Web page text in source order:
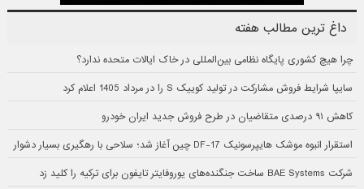
داغ ترین مطالب هفته
چرا هیچ کشوری پایگاه نظامی بین‌المللی در خاک ایالات متحده ندارد؟
سایپا شرایط فروش مشارکت در تولید کوییک S را در مرداد 1405 اعلام کرد
کاهش ۹۱ درصدی متقاضیان در طرح فروش جدید ایران خودرو
استقرار انبوه موشک هایپرسونیک DF-17 چین آغاز شد؛ سلاحی با رهگیری بسیار دشوار
شرکت BAE Systems ساخت جنگنده‌های یوروفایتر تایفون برای ترکیه را کلید زد